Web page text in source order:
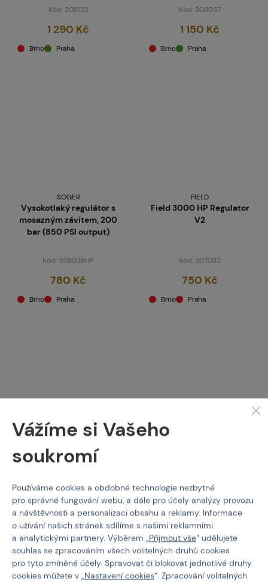
Kód: 308133
1 290 Kč
Brno Praha
Kód: 308037
1 150 Kč
Brno Praha
SOGER
Vysokotlaký regulátor s
mosazným závitem, 200
bar (850 PSI output)
Kód: 308038HP
780 Kč
Brno Praha
FIELD
Field 3000 HP Regulator
V2
Kód: 307032
750 Kč
Brno Praha
PBS CO2 On/Off Ventil
Kód: 308009
240 Kč
Brno Praha
Kód: 308008
159 Kč
Brno Praha
Vážíme si Vašeho
soukromí
Používáme cookies a obdobné technologie nezbytné
pro správné fungování webu, a dále pro účely analýzy provozu
a návštěvnosti a personalizaci obsahu a reklamy. Informace
o užívání našich stránek sdílíme s našimi reklamními
a analytickými partnery. Výběrem „Přijmout vše“ udělujete
souhlas se zpracováním všech volitelných druhů cookies
pro tyto zmíněné účely. Spravovat či blokovat jednotlivé druhy
cookies můžete v „Nastavení cookies“. Zpracování volitelných